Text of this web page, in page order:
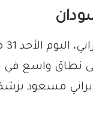
نطاق واسع في
مسعود